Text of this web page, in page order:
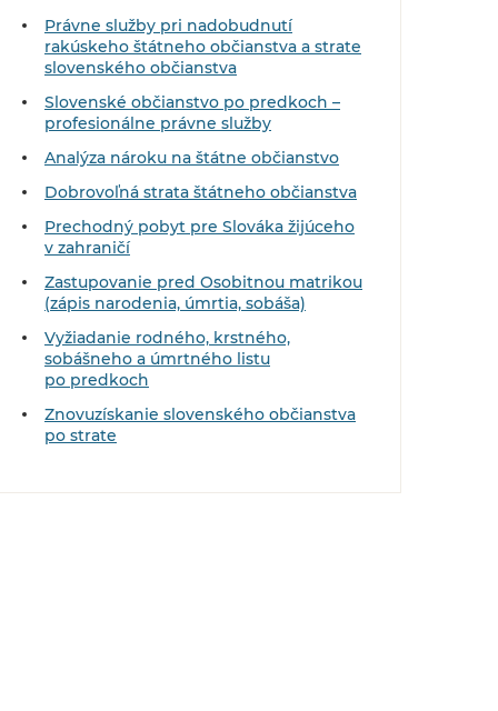
Právne služby pri nadobudnutí
rakúskeho štátneho občianstva a strate
slovenského občianstva
Slovenské občianstvo po predkoch –
profesionálne právne služby
Analýza nároku na štátne občianstvo
Dobrovoľná strata štátneho občianstva
Prechodný pobyt pre Slováka žijúceho
v zahraničí
Zastupovanie pred Osobitnou matrikou
(zápis narodenia, úmrtia, sobáša)
Vyžiadanie rodného, krstného,
sobášneho a úmrtného listu
po predkoch
Znovuzískanie slovenského občianstva
po strate